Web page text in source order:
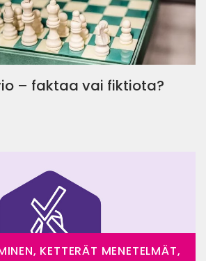
– faktaa vai fiktiota?
KETTERÄT MENETELMÄT,